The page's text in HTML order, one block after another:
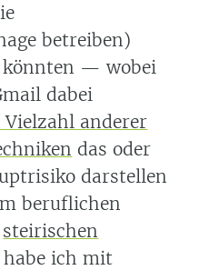
betreiben)
könnten — wobei
dabei
anderer
das oder
darstellen
beruflichen
steirischen
habe ich mit